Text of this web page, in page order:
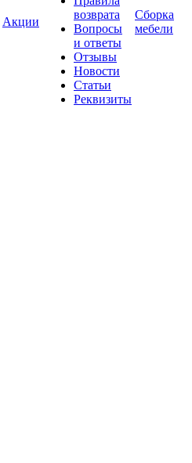
Акции
возврата
Вопросы
и ответы
Отзывы
Новости
Статьи
Реквизиты
Сборка
мебели